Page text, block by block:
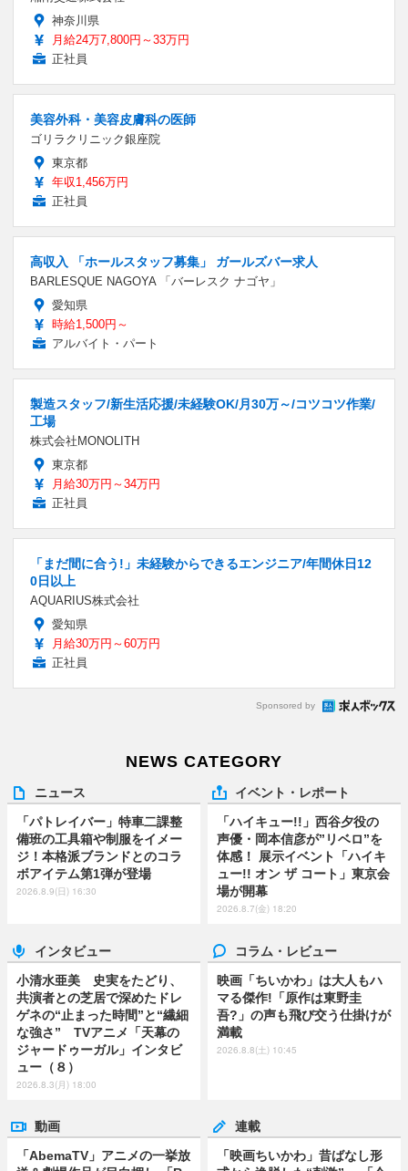
神奈川県
月給24万7,800円～33万円
正社員
美容外科・美容皮膚科の医師
ゴリラクリニック銀座院
東京都
年収1,456万円
正社員
高収入 「ホールスタッフ募集」 ガールズバー求人
BARLESQUE NAGOYA 「バーレスク ナゴヤ」
愛知県
時給1,500円～
アルバイト・パート
製造スタッフ/新生活応援/未経験OK/月30万～/コツコツ作業/
工場
株式会社MONOLITH
東京都
月給30万円～34万円
正社員
「まだ間に合う!」未経験からできるエンジニア/年間休日12
0日以上
AQUARIUS株式会社
愛知県
月給30万円～60万円
正社員
Sponsored by
NEWS CATEGORY
ニュース
「パトレイバー」特車二課整
備班の工具箱や制服をイメー
ジ！本格派ブランドとのコラ
ボアイテム第1弾が登場
2026.8.9(日) 16:30
イベント・レポート
「ハイキュー!!」西谷夕役の
声優・岡本信彦が”リベロ”を
体感！ 展示イベント「ハイキ
ュー!! オン ザ コート」東京会
場が開幕
2026.8.7(金) 18:20
インタビュー
小清水亜美 史実をたどり、
共演者との芝居で深めたドレ
ゲネの“止まった時間”と“繊細
な強さ” TVアニメ「天幕の
ジャードゥーガル」インタビ
ュー（８）
2026.8.3(月) 18:00
コラム・レビュー
映画「ちいかわ」は大人もハ
マる傑作!「原作は東野圭
吾?」の声も飛び交う仕掛けが
満載
2026.8.8(土) 10:45
動画
「AbemaTV」アニメの一挙放
連載
「映画ちいかわ」昔ばなし形